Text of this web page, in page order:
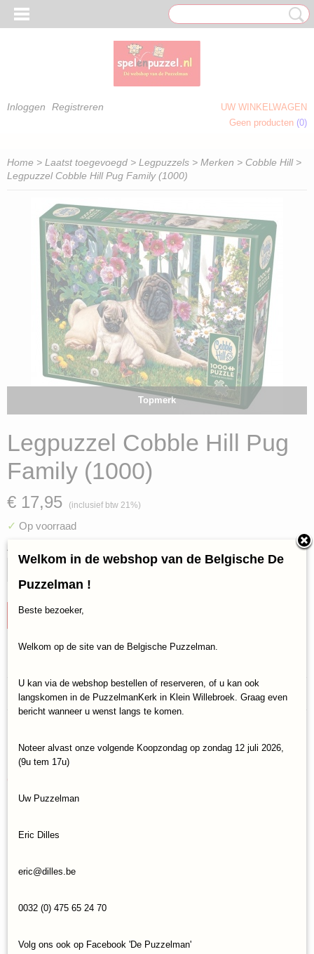
Inloggen Registreren
UW WINKELWAGEN
Geen producten (0)
Home > Laatst toegevoegd > Legpuzzels > Merken > Cobble Hill>
Legpuzzel Cobble Hill Pug Family (1000)
Topmerk
Legpuzzel Cobble Hill Pug
Family (1000)
€ 17,95 (inclusief btw 21%)
✓ Op voorraad
Aantal
IN WINKELWAGEN
Productcode
Cobble-Hill-80132
EAN code
Reacties
Welkom in de webshop van de Belgische De
Puzzelman !
Beste bezoeker,
Welkom op de site van de Belgische Puzzelman.
U kan via de webshop bestellen of reserveren, of u kan ook
langskomen in de PuzzelmanKerk in Klein Willebroek. Graag even
bericht wanneer u wenst langs te komen.
Noteer alvast onze volgende Koopzondag op zondag 12 juli 2026,
(9u tem 17u)
Uw Puzzelman
Eric Dilles
eric@dilles.be
0032 (0) 475 65 24 70
Volg ons ook op Facebook 'De Puzzelman'